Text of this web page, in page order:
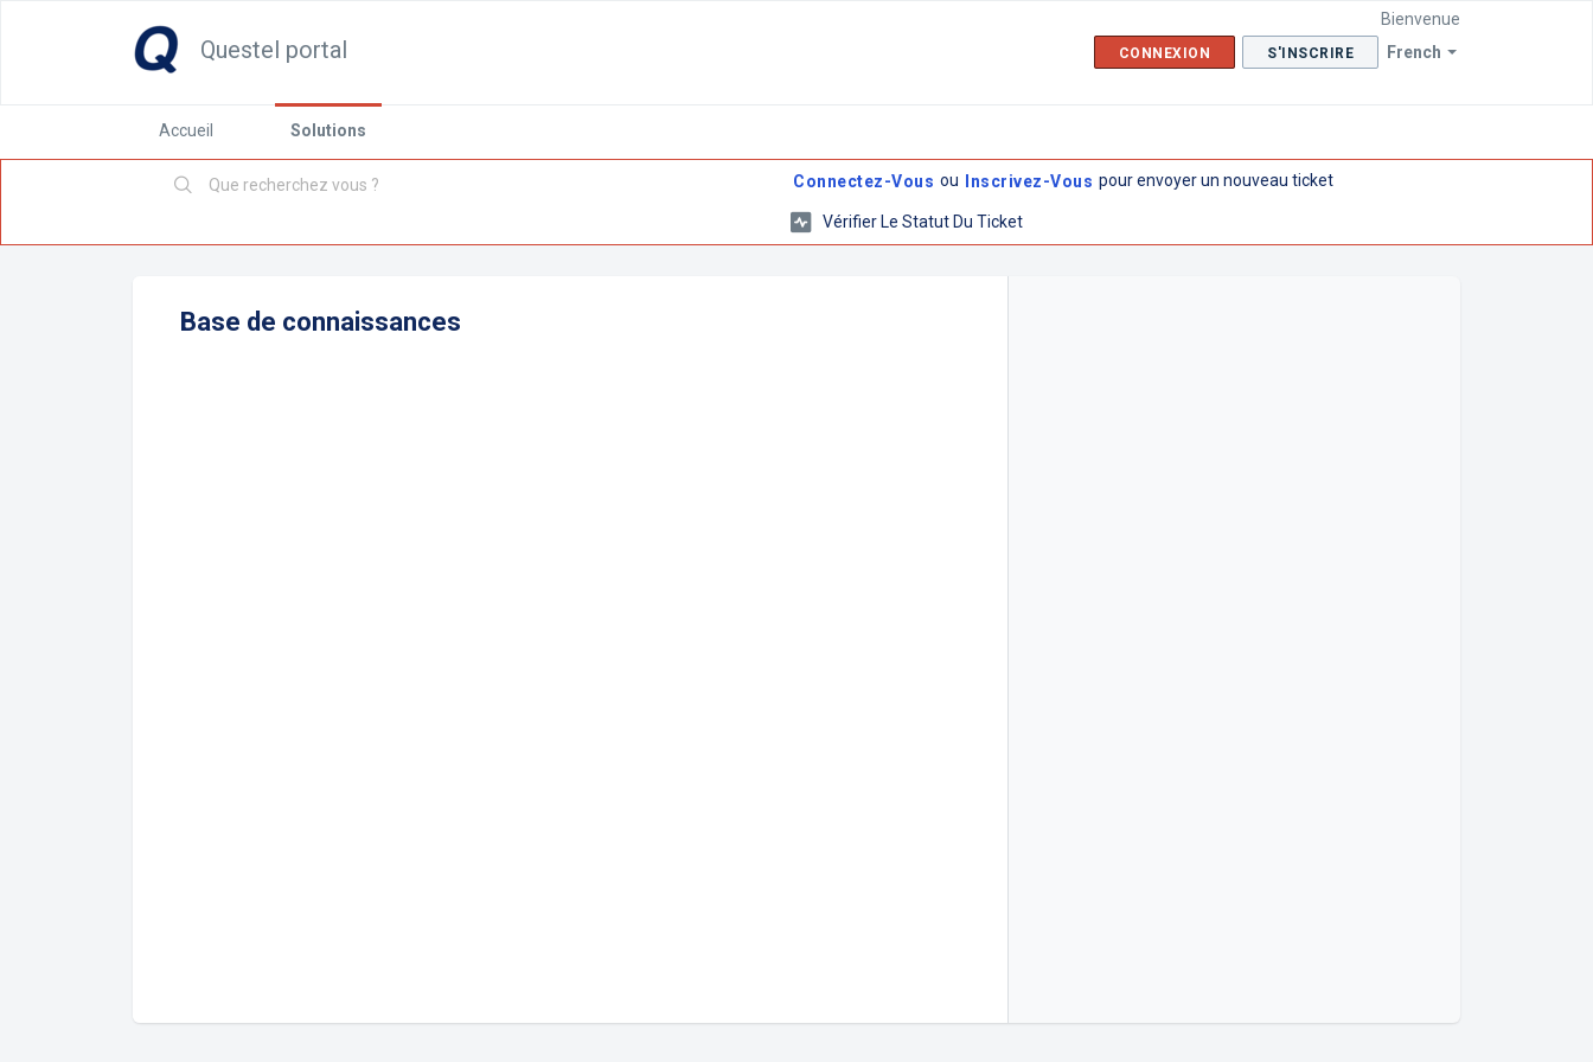
Questel portal French
Bienvenue
CONNEXION S'INSCRIRE
Accueil Solutions
Connectez-Vous ou Inscrivez-Vous pour envoyer un nouveau ticket
Vérifier Le Statut Du Ticket
Base de connaissances